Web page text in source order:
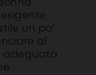
un po’
al
adeguata